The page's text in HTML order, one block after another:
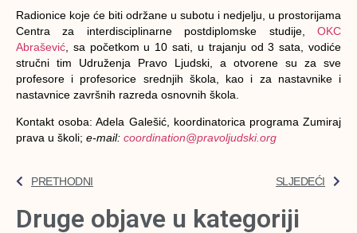
Radionice koje će biti održane u subotu i nedjelju, u prostorijama
Centra za interdisciplinarne postdiplomske studije, OKC
Abrašević , sa početkom u 10 sati, u trajanju od 3 sata, vodiće
stručni tim Udruženja Pravo Ljudski, a otvorene su za sve
profesore i profesorice srednjih škola, kao i za nastavnike i
nastavnice završnih razreda osnovnih škola.
Kontakt osoba: Adela Galešić, koordinatorica programa Zumiraj
prava u školi; e-mail: coordination@pravoljudski.org
PRETHODNI SLJEDEĆI
Druge objave u kategoriji